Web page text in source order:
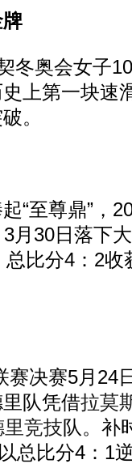
奥会女子
上第一块速
。
至尊鼎”，
月30日落下
比分4：2收
决赛5月24
队凭借拉莫
里竞技队。补
总比分4：1